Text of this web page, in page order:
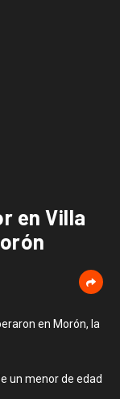
en Villa
en Morón, la
un menor de edad